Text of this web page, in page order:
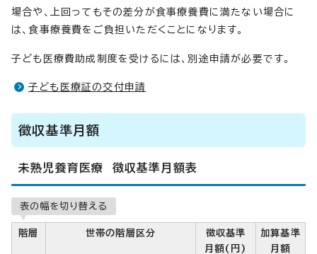
場合や、上回ってもその差分が食事療養費に満たない場合に
は、食事療養費をご負担いただくことになります。
子ども医療費助成制度を受けるには、別途申請が必要です。
子ども医療証の交付申請
徴収基準月額
未熟児養育医療 徴収基準月額表
表の幅を切り替える
階層 世帯の階層区分
徴収基準
月額(円)
加算基準
月額